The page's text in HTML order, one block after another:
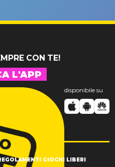
CON TE!
L'APP
disponibile su
GIOCHI LIBERI